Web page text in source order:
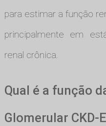
para estimar a função
principalmente em
renal crônica.
Qual é a função
Glomerular CKD-